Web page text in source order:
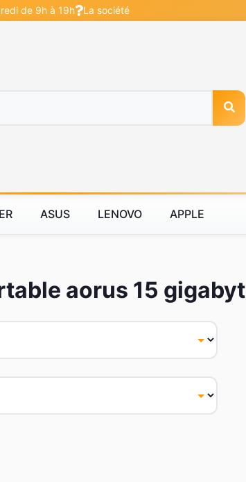
de 9h à 19h La société
ASUS LENOVO APPLE
aorus 15